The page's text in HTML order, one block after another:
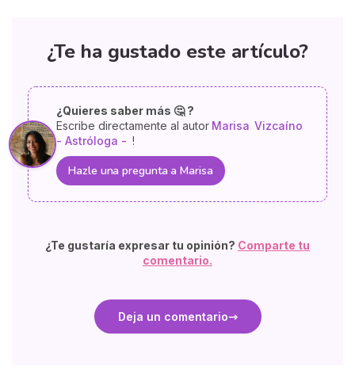
¿Te ha gustado este artículo?
¿Quieres saber más 🤔 ?
Escribe directamente al autor Marisa Vizcaíno
- Astróloga - !
Hazle una pregunta a Marisa
¿Te gustaría expresar tu opinión? Comparte tu
comentario.
Deja un comentario